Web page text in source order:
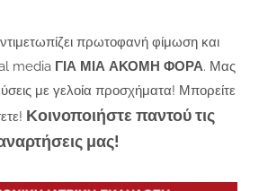
πρωτοφανή φίμωση και
media ΓΙΑ ΜΙΑ ΑΚΟΜΗ ΦΟΡΑ. Μας
με γελοία προσχήματα! Μπορείτε
Κοινοποιήστε παντού τις
μας!